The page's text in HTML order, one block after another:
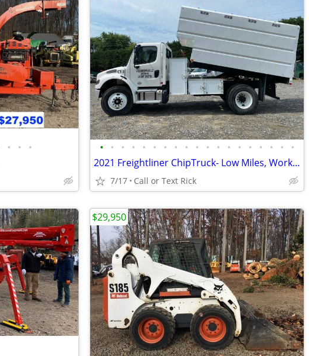
• • • • • • • • • • • • • • • • • • • • • •
2021 Freightliner ChipTruck- Low Miles, Work Ready!! #4967
7/17 Call or Text Rick
$29,950